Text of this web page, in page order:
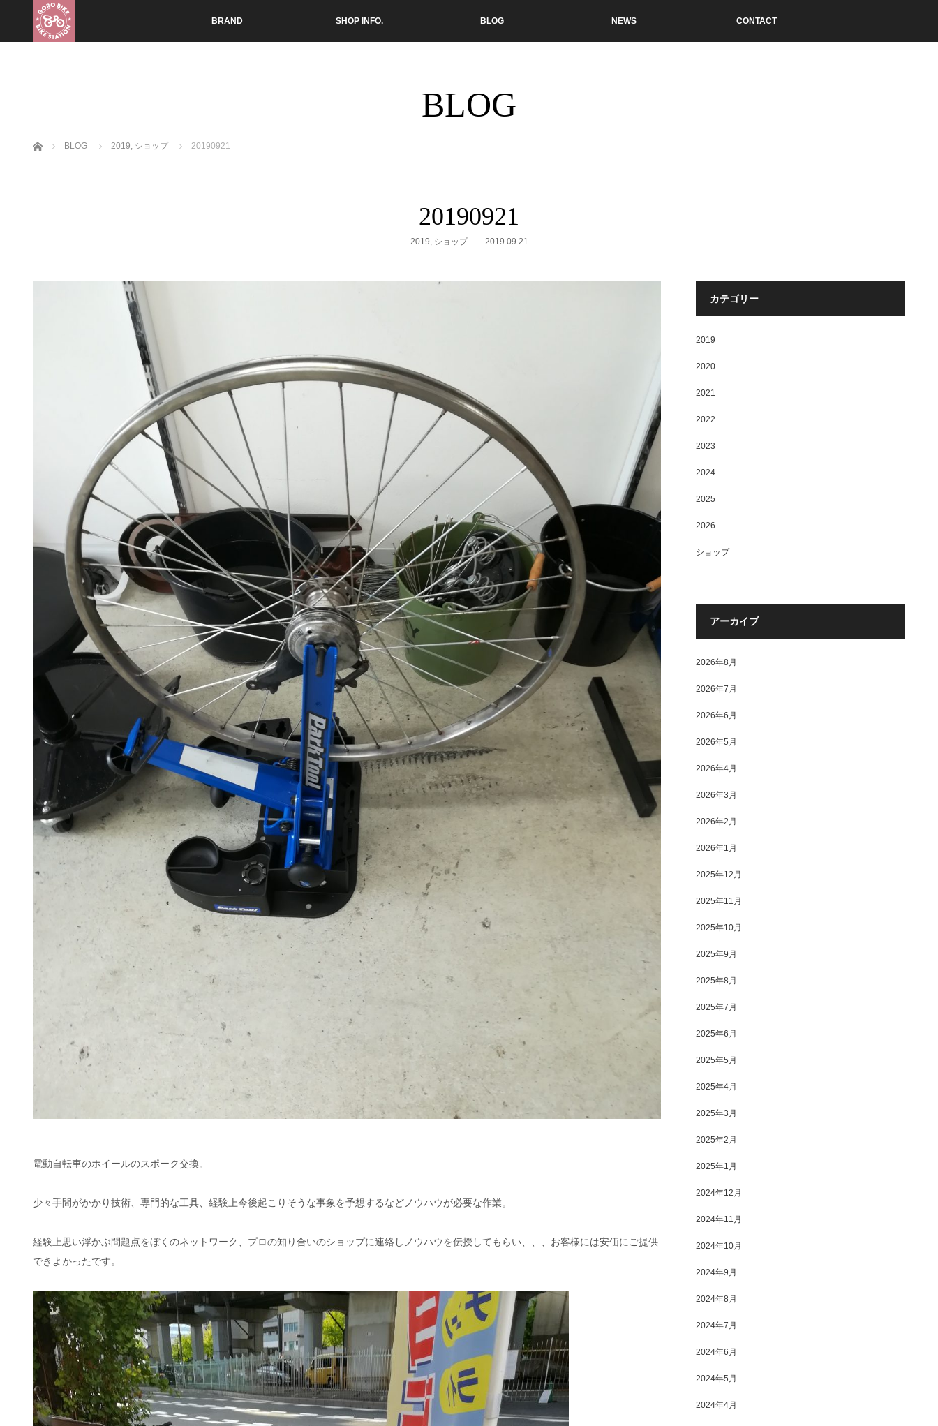
BRAND SHOP INFO. BLOG NEWS CONTACT
BLOG
ホーム BLOG 2019, ショップ 20190921
20190921
2019, ショップ 2019.09.21
電動自転車のホイールのスポーク交換。
少々手間がかかり技術、専門的な工具、経験上今後起こりそうな事象を予想するなどノウハウが必要な作業。
経験上思い浮かぶ問題点をぼくのネットワーク、プロの知り合いのショップに連絡しノウハウを伝授してもらい、、、お客様には安価にご提供
できよかったです。
カテゴリー
2019
2020
2021
2022
2023
2024
2025
2026
ショップ
アーカイブ
2026年8月
2026年7月
2026年6月
2026年5月
2026年4月
2026年3月
2026年2月
2026年1月
2025年12月
2025年11月
2025年10月
2025年9月
2025年8月
2025年7月
2025年6月
2025年5月
2025年4月
2025年3月
2025年2月
2025年1月
2024年12月
2024年11月
2024年10月
2024年9月
2024年8月
2024年7月
2024年6月
2024年5月
2024年4月